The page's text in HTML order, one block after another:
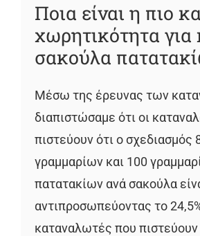
Ποια είναι η πιο
χωρητικότητα για
σακούλα
Μέσω της έρευνας των
διαπιστώσαμε ότι οι
πιστεύουν ότι ο σχεδιασμός
γραμμαρίων και 100
πατατακίων ανά σακούλα
αντιπροσωπεύοντας το
καταναλωτές που πιστεύουν